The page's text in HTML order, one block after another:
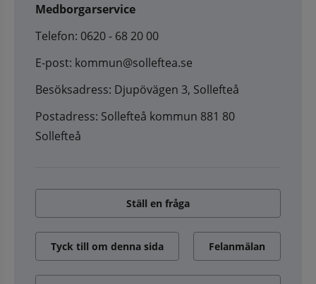
Medborgarservice
Telefon: 0620 - 68 20 00
E-post: kommun@solleftea.se
Besöksadress: Djupövägen 3, Sollefteå
Postadress: Sollefteå kommun 881 80
Sollefteå
Ställ en fråga
Tyck till om denna sida Felanmälan